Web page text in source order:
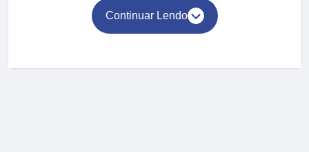
Continuar Lendo